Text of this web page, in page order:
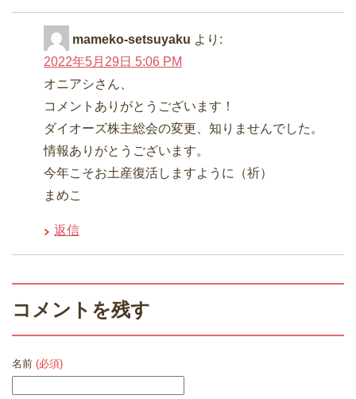
mameko-setsuyaku より:
2022年5月29日 5:06 PM
オニアシさん、
コメントありがとうございます！
ダイオーズ株主総会の変更、知りませんでした。
情報ありがとうございます。
今年こそお土産復活しますように（祈）
まめこ
返信
コメントを残す
名前 (必須)